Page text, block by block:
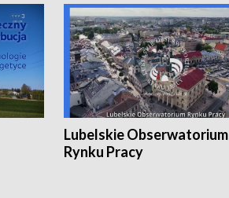
Lubelskie Obserwatorium
Rynku Pracy